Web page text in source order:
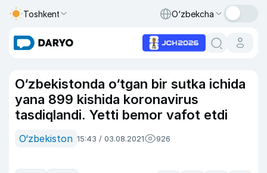
Toshkent O‘zbekcha
O‘zbekistonda o‘tgan bir sutka ichida
yana 899 kishida koronavirus
tasdiqlandi. Yetti bemor vafot etdi
O‘zbekiston 15:43 / 03.08.2021 926